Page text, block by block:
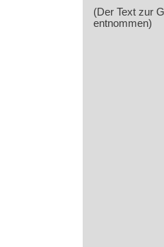
(Der Text zur
entnommen)